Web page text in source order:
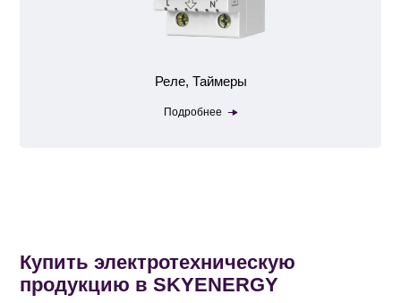
Реле, Таймеры
Подробнее
Купить электротехническую
продукцию в SKYENERGY